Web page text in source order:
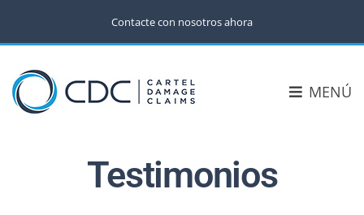
Contacte con nosotros ahora
MENÚ
Testimonios